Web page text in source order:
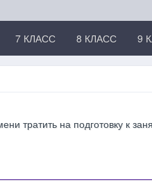
7 КЛАСС 8 КЛАСС 9
тратить на подготовку к